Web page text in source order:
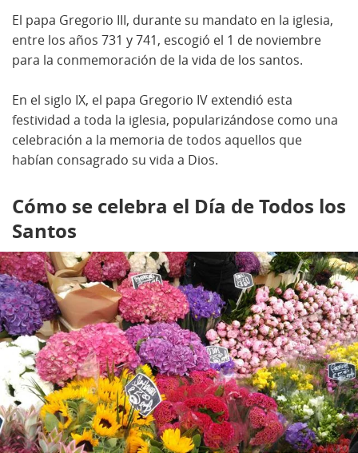
El papa Gregorio III, durante su mandato en la iglesia,
entre los años 731 y 741, escogió el 1 de noviembre
para la conmemoración de la vida de los santos.
En el siglo IX, el papa Gregorio IV extendió esta
festividad a toda la iglesia, popularizándose como una
celebración a la memoria de todos aquellos que
habían consagrado su vida a Dios.
Cómo se celebra el Día de Todos los
Santos